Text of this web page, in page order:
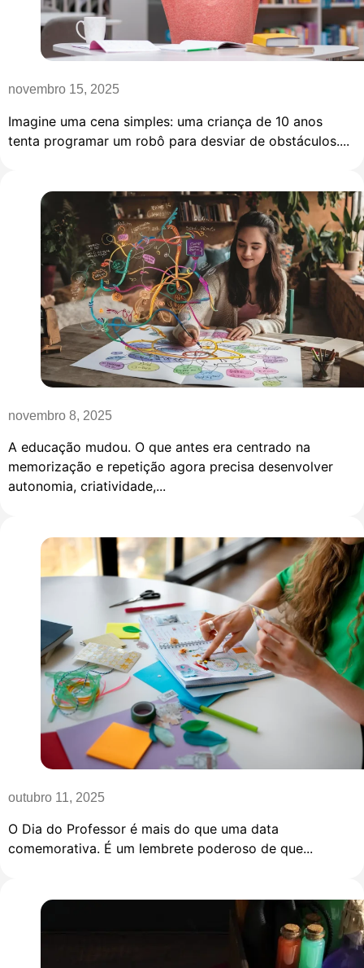
novembro 15, 2025
Imagine uma cena simples: uma criança de 10 anos
tenta programar um robô para desviar de obstáculos....
novembro 8, 2025
A educação mudou. O que antes era centrado na
memorização e repetição agora precisa desenvolver
autonomia, criatividade,...
outubro 11, 2025
O Dia do Professor é mais do que uma data
comemorativa. É um lembrete poderoso de que...